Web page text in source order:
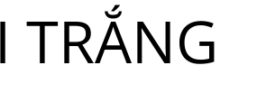
ー
ベント
TRẮNG